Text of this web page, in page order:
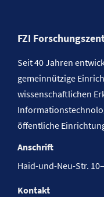
FZI
Seit 40 Jahren
gemeinnützige
wissenschaftlichen
öffentliche
Anschrift
Haid-und-Neu-Str.
Kontakt